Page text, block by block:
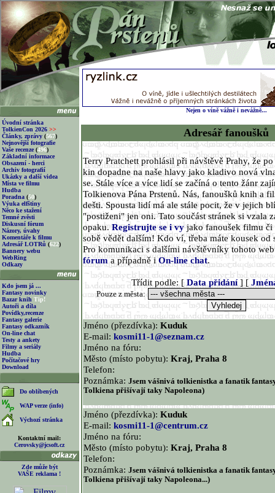
Úvodní stránka
TolkienCon 2026 >>
Články, zprávy (567)
Nejnovější fotografie
Vaše recenze (496)
Základní informace
Obsazení - herci
Archiv fotografií
Ukázky a další videa
Místa ve filmu
Hudba
Poradna (50)
Výuka elfštiny
Něco ke stažení
Temné zvěsti
Diskusní fórum
Názory, úvahy
Komentáře k filmu
Adresář LOTRů (622)
Bannery webu
WebRing
Odkazy
Kdo jsem já ...
Fantasy novinky
Bazar knih Tip!
Autoři a díla
Povídky,recenze
Fantasy galerie
Fantasy odkazník
On-line chat
Testy a ankety
Filmy a seriály
Hudba
Počítačové hry
Download
Do oblíbených
WAP verze (info)
Výchozí stránka
Kontaktní mail:
Cerovsky@jcsoft.cz
Zde může být
VAŠE reklama !
Nejen o víně vážně i nevážně...
Adresář fanoušků
Terry Pratchett prohlásil při návštěvě Prahy, že
kin dopadne na naše hlavy jako kladivo nová
se. Stále více a více lidí se začíná o tento žánr
Tolkienova Pána Prstenů. Nás, fanoušků knih a
dešti. Spousta lidí má ale stále pocit, že v jejich
"postiženi" jen oni. Tato součást stránek si vzala
opaku.Registrujte se i vyjako fanoušek filmu či
sobě vědět dalším! Kdo ví, třeba máte kousek od
Pro komunikaci s dalšími návštěvníky tohoto
fóruma případně iOn-line chat.
Třídit podle: [ Data přidání] [
Pouze z města:
Jméno (přezdívka): Kuduk
E-mail: kosmi11-1@seznam.cz
Jméno na fóru:
Město (místo pobytu): Kraj, Praha 8
Telefon:
Poznámka: Jsem vášnivá tolkienistka a fanatik
Tolkiena přišívají taky Napoleona)
Jméno (přezdívka): Kuduk
E-mail: kosmi11-1@centrum.cz
Jméno na fóru:
Město (místo pobytu): Kraj, Praha 8
Telefon:
Poznámka: Jsem vášnivá tolkienistka a fanatik
Tolkiena přišívají taky Napoleona...)